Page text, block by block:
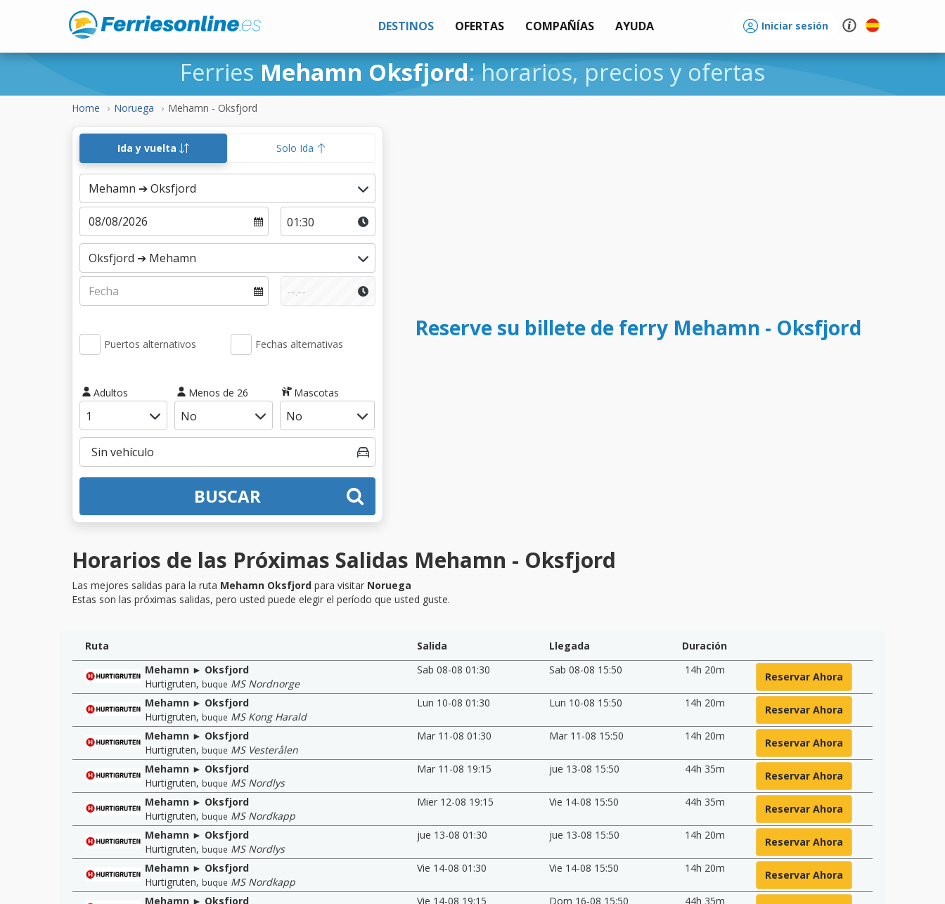
DESTINOS OFERTAS COMPAÑÍAS AYUDA Iniciar sesión
Ferries Mehamn Oksfjord: horarios, precios y ofertas
Home Noruega Mehamn - Oksfjord
Ida y vuelta Solo Ida
Puertos alternativos Fechas alternativas
Adultos Menos de 26 Mascotas
BUSCAR
Reserve su billete de ferry Mehamn - Oksfjord
Horarios de las Próximas Salidas Mehamn - Oksfjord
Las mejores salidas para la ruta Mehamn Oksfjord para visitar Noruega
Estas son las próximas salidas, pero usted puede elegir el período que usted guste.
Ruta Salida Llegada
Duración
Mehamn ► Oksfjord
Hurtigruten, buque MS Nordnorge
Sab 08-08 01:30 Sab 08-08 15:50 14h 20m
Reservar Ahora
Mehamn ► Oksfjord
Hurtigruten, buque MS Kong Harald
Lun 10-08 01:30 Lun 10-08 15:50 14h 20m
Reservar Ahora
Mehamn ► Oksfjord
Hurtigruten, buque MS Vesterålen
Mar 11-08 01:30 Mar 11-08 15:50 14h 20m
Reservar Ahora
Mehamn ► Oksfjord
Hurtigruten, buque MS Nordlys
Mar 11-08 19:15 jue 13-08 15:50 44h 35m
Reservar Ahora
Mehamn ► Oksfjord
Hurtigruten, buque MS Nordkapp
Mier 12-08 19:15 Vie 14-08 15:50 44h 35m
Reservar Ahora
Mehamn ► Oksfjord
Hurtigruten, buque MS Nordlys
jue 13-08 01:30 jue 13-08 15:50 14h 20m
Reservar Ahora
Mehamn ► Oksfjord
Hurtigruten, buque MS Nordkapp
Vie 14-08 01:30 Vie 14-08 15:50 14h 20m
Reservar Ahora
Mehamn ► Oksfjord
Vie 14-08 19:15 Dom 16-08 15:50 44h 35m